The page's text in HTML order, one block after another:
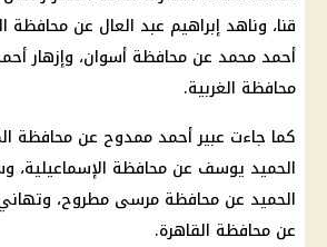
قنا، وناهد إبراهيم عبد العال عن محافظة
أحمد محمد عن محافظة أسوان، وإزهار
محافظة الغربية.
كما جاءت عبير أحمد ممدوح عن محافظة
الحميد يوسف عن محافظة الإسماعيلية،
الحميد عن محافظة مرسى مطروح،
عن محافظة القاهرة.